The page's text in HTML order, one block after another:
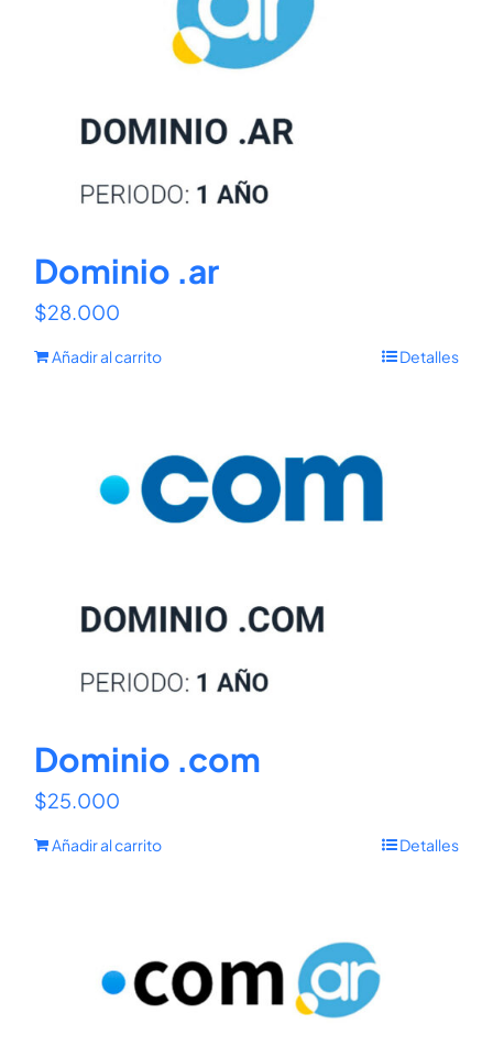
Dominio .ar
$28.000
Añadir al carrito Detalles
Dominio .com
$25.000
Añadir al carrito Detalles